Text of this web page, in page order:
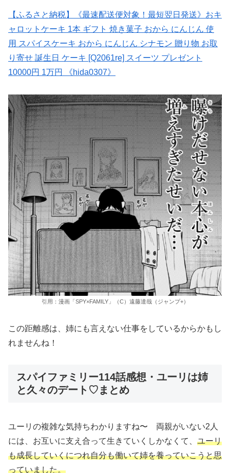
【ふるさと納税】《最速配送便対象！最短翌日発送》おキ
ャロットケーキ 1本 ギフト 焼き菓子 おから にんじん 使
用 スパイスケーキ おから にんじん シナモン 贈り物 お取
り寄せ 誕生日 ケーキ [Q2061re] スイーツ プレゼント
10000円 1万円 《hida0307》
引用：漫画「SPY×FAMILY」（C）遠藤達哉（ジャンプ+）
この距離感は、姉にも言えない仕事をしているからかもし
れませんね！
スパイファミリー114話感想・ユーリは姉
と久々のデート♡まとめ
ユーリの複雑な気持ちわかりますね〜 両親がいない2人
には、お互いに支え合って生きていくしかなくて、 ユーリ
も成長していくにつれ自分も働いて姉を養っていこうと思
っていました。